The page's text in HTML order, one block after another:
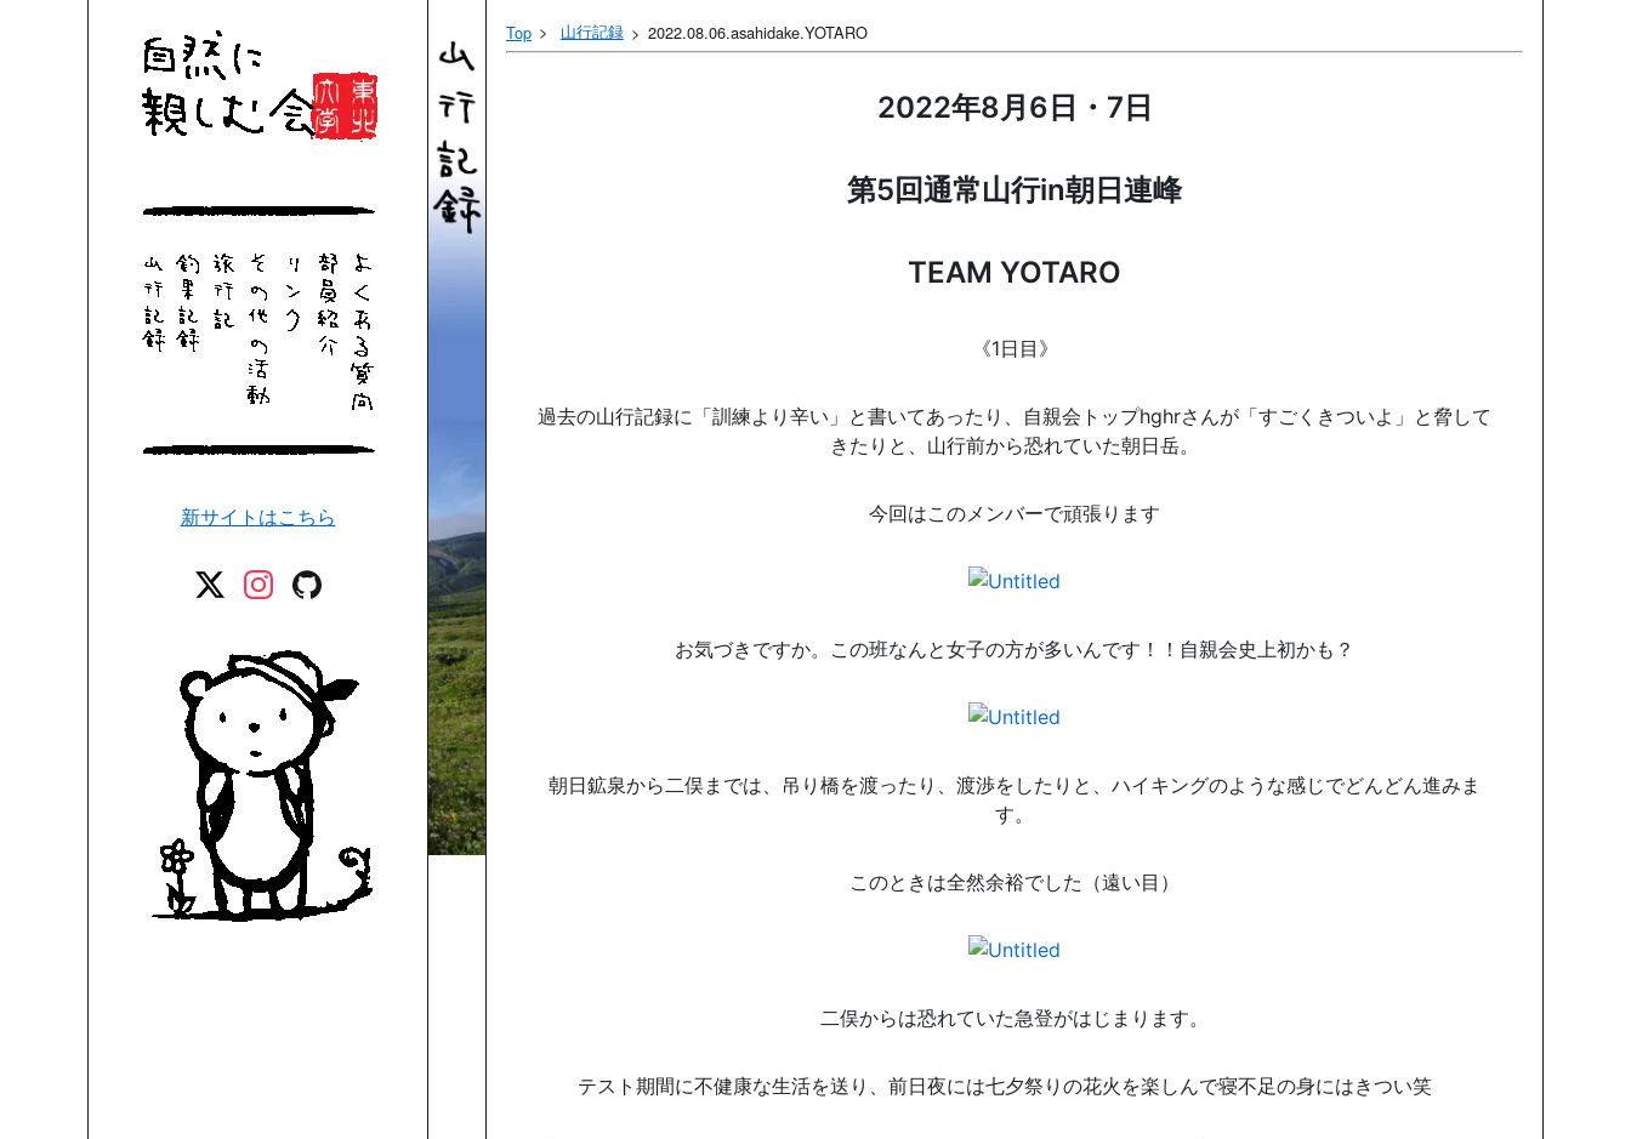
新サイトはこちら
Top 山行記録 2022.08.06.asahidake.YOTARO
2022年8月6日・7日
第5回通常山行in朝日連峰
TEAM YOTARO
《1日目》
過去の山行記録に「訓練より辛い」と書いてあったり、自親会トップhghrさんが「すごくきついよ」と脅して
きたりと、山行前から恐れていた朝日岳。
今回はこのメンバーで頑張ります
お気づきですか。この班なんと女子の方が多いんです！！自親会史上初かも？
朝日鉱泉から二俣までは、吊り橋を渡ったり、渡渉をしたりと、ハイキングのような感じでどんどん進みま
す。
このときは全然余裕でした（遠い目）
二俣からは恐れていた急登がはじまります。
テスト期間に不健康な生活を送り、前日夜には七夕祭りの花火を楽しんで寝不足の身にはきつい笑